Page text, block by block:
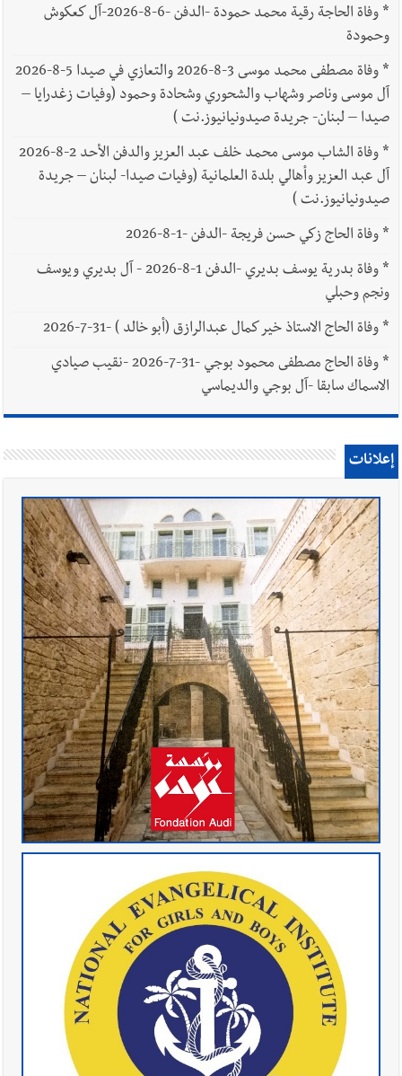
*
وفاة الحاجة رقية محمد حمودة -الدفن -6-8-2026-آل كعكوش
وحمودة
*
وفاة مصطفى محمد موسى 3-8-2026 والتعازي في صيدا 5-8-2026
آل موسى وناصر وشهاب والشحوري وشحادة وحمود (وفيات زغدرايا –
صيدا – لبنان- جريدة صيدونيانيوز.نت )
*
وفاة الشاب موسى محمد خلف عبد العزيز والدفن الأحد 2-8-2026
آل عبد العزيز وأهالي بلدة العلمانية (وفيات صيدا- لبنان – جريدة
صيدونيانيوز.نت )
*وفاة الحاج زكي حسن فريجة -الدفن -1-8-2026
*
وفاة بدرية يوسف بديري -الدفن 1-8-2026 - آل بديري ويوسف
ونجم وحبلي
*وفاة الحاج الاستاذ خير كمال عبدالرازق (أبو خالد ) -31-7-2026
*
وفاة الحاج مصطفى محمود بوجي -31-7-2026 -نقيب صيادي
الاسماك سابقا -آل بوجي والديماسي
إعلانات